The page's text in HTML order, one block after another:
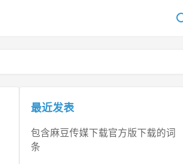
最近发表
包含麻豆传媒下载官方版下载的词
条